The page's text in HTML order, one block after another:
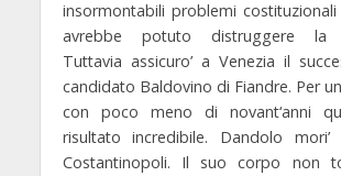
insormontabili problemi
avrebbe potuto distruggere la
Tuttavia assicuro’ a Venezia il
candidato Baldovino di Fiandre. Per
con poco meno di novant‘anni
risultato incredibile. Dandolo
Costantinopoli. Il suo corpo non